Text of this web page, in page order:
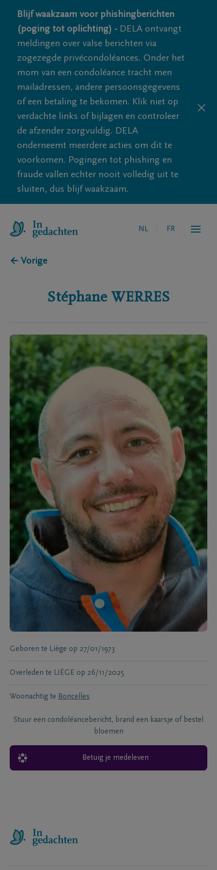
Blijf waakzaam voor phishingberichten
(poging tot oplichting) - DELA ontvangt
meldingen over valse berichten via
zogezegde privécondoléances. Onder het
mom van een condoléance tracht men
mailadressen, andere persoonsgegevens
of een betaling te bekomen. Klik niet op
verdachte links of bijlagen en controleer
de afzender zorgvuldig. DELA
onderneemt meerdere acties om dit te
voorkomen. Pogingen tot phishing en
fraude vallen echter nooit volledig uit te
sluiten, dus blijf waakzaam.
NL FR
← Vorige
Stéphane WERRES
Geboren te Liège op 27/01/1973
Overleden te LIÈGE op 26/11/2025
Woonachtig te Boncelles
Stuur een condoléancebericht, brand een kaarsje of bestel
bloemen
Betuig je medeleven